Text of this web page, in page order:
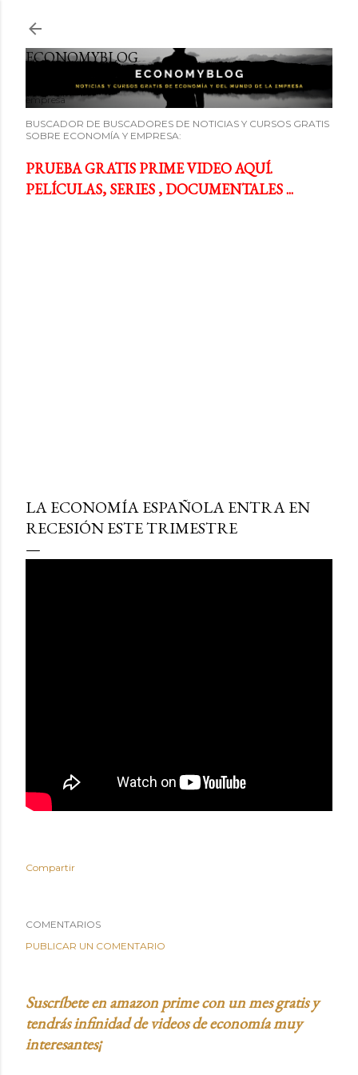
ECONOMYBLOG
Noticias y cursos GRATIS sobre economía y el mundo de la
empresa
BUSCADOR DE BUSCADORES DE NOTICIAS Y CURSOS GRATIS
SOBRE ECONOMÍA Y EMPRESA:
PRUEBA GRATIS PRIME VIDEO AQUÍ.
PELÍCULAS, SERIES , DOCUMENTALES ...
LA ECONOMÍA ESPAÑOLA ENTRA EN
RECESIÓN ESTE TRIMESTRE
Compartir
COMENTARIOS
PUBLICAR UN COMENTARIO
Suscríbete en amazon prime con un mes gratis y
tendrás infinidad de videos de economía muy
interesantes¡